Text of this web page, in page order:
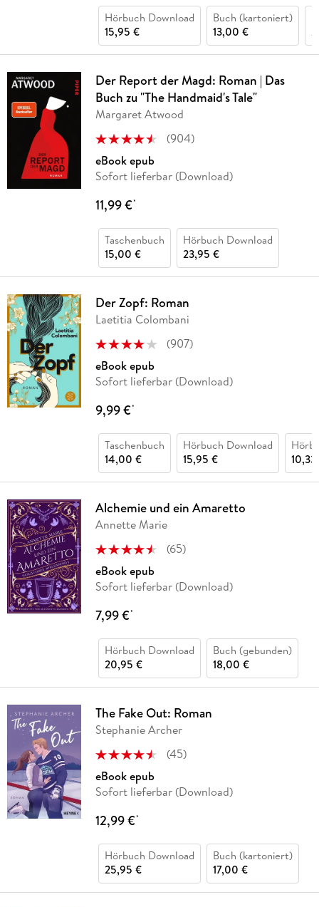
Hörbuch Download
15,95 €
Buch (kartoniert)
13,00 €
Der Report der Magd: Roman | Das
Buch zu "The Handmaid's Tale"
Margaret Atwood
(904)
eBook epub
Sofort lieferbar (Download)
11,99 €*
Taschenbuch
15,00 €
Hörbuch Download
23,95 €
Der Zopf: Roman
Laetitia Colombani
(907)
eBook epub
Sofort lieferbar (Download)
9,99 €*
Taschenbuch
14,00 €
Hörbuch Download
15,95 €
Alchemie und ein Amaretto
Annette Marie
(65)
eBook epub
Sofort lieferbar (Download)
7,99 €*
Hörbuch Download
20,95 €
Buch (gebunden)
18,00 €
The Fake Out: Roman
Stephanie Archer
(45)
eBook epub
Sofort lieferbar (Download)
12,99 €*
Hörbuch Download
25,95 €
Buch (kartoniert)
17,00 €